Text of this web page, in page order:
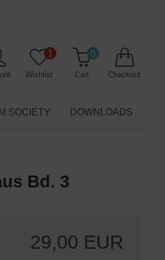
Wishlist
1
Cart
0
Checkout
SOCIETY DOWNLOADS
Bd. 3
29,00 EUR